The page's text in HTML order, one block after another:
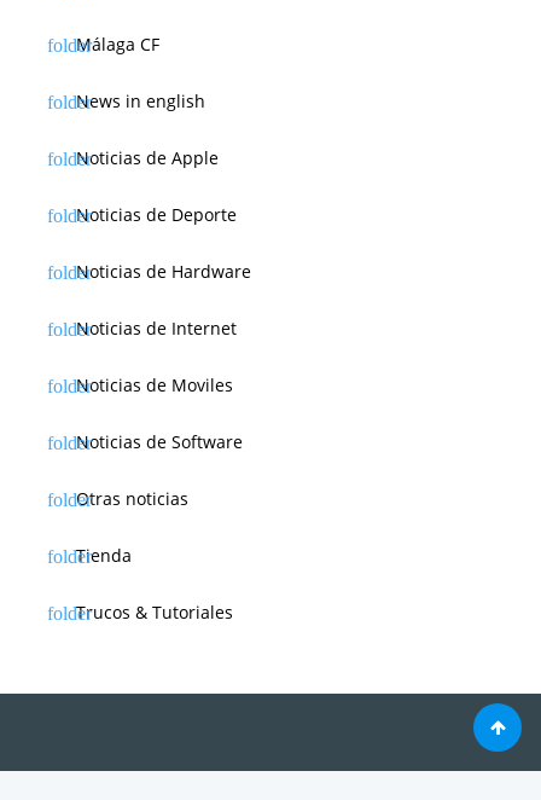
Málaga CF
News in english
Noticias de Apple
Noticias de Deporte
Noticias de Hardware
Noticias de Internet
Noticias de Moviles
Noticias de Software
Otras noticias
Tienda
Trucos & Tutoriales